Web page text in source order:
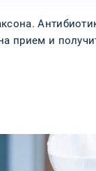
прием и